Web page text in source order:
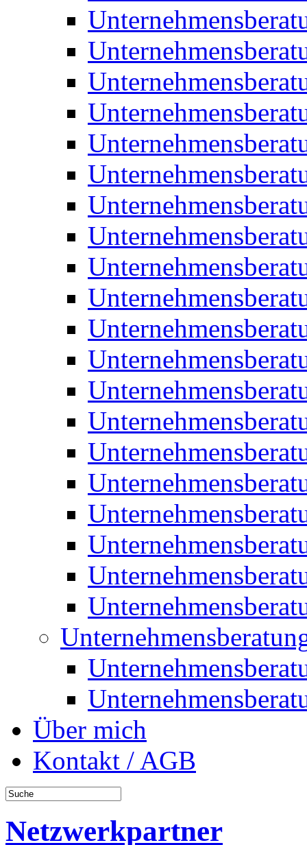
Über mich
Kontakt / AGB
Netzwerkpartner